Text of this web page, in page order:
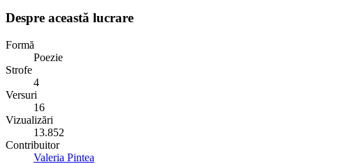
Despre această lucrare
Formă
Poezie
Strofe
4
Versuri
16
Vizualizări
13.852
Contribuitor
Valeria Pintea